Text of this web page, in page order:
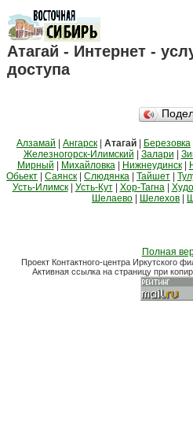
Атагай - Интернет -
доступа
Алзамай Ангарск Атагай Березовка
Железногорск-Илимский
Залари
Мирный
Михайловка| Нижнеудинск|
Обьект
Саянск Слюдянка Тайшет
Усть-Илимск| Усть-Кут| Хор-Тагна|
Шелаево
Шелехов
Полная
Проект Контактного-центра Иркутского
Активная ссылка на страницу при